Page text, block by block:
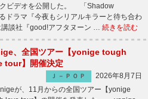
ビデオを公開した。 「Shadow
ドラマ『今夜もシリアルキラーと待ち合わ
談社『good!アフタヌーン … 続きを読む
、全国ツアー【yonige tough
tour】開催決定
Ｊ－ＰＯＰ
2026年8月7日
が、11月からの全国ツアー【yonige